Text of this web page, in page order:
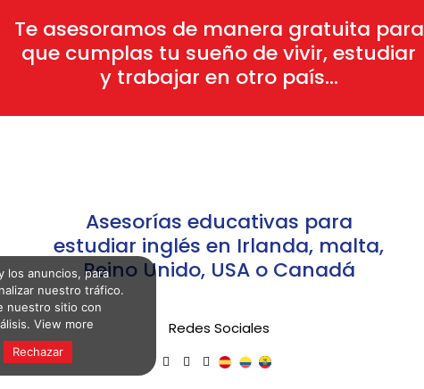
Te asesoramos de manera gratuita para
que cumplas tu sueño de vivir, estudiar
y trabajar en otro país...
Asesorías educativas para
estudiar inglés en Irlanda, malta,
Reino Unido, USA o Canadá
Redes Sociales
los anuncios, para
nuestro tráfico.
nuestro sitio con
View more
Rechazar